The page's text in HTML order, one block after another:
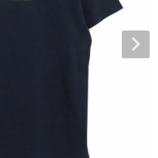
ミュラ）
）
ンフォーミュ